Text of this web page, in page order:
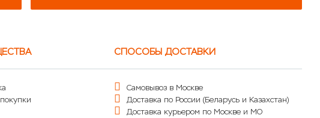
СПОСОБЫ ДОСТАВКИ
Самовывоз в Москве
Доставка по России (Беларусь и Казахстан)
Доставка курьером по Москве и МО